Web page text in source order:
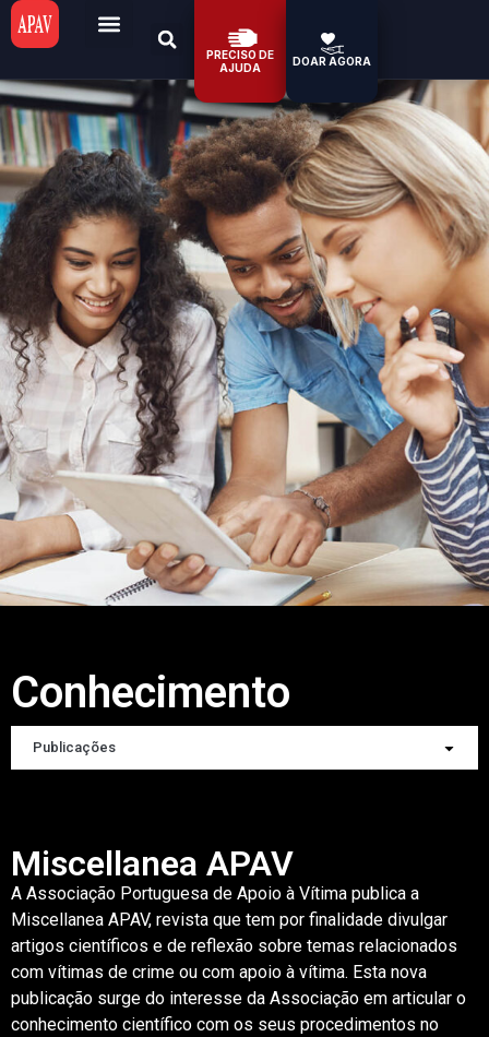
PRECISO DE
AJUDA
DOAR AGORA
Conhecimento
Publicações
Miscellanea APAV
A Associação Portuguesa de Apoio à Vítima publica a
Miscellanea APAV, revista que tem por finalidade divulgar
artigos científicos e de reflexão sobre temas relacionados
com vítimas de crime ou com apoio à vítima. Esta nova
publicação surge do interesse da Associação em articular o
conhecimento científico com os seus procedimentos no